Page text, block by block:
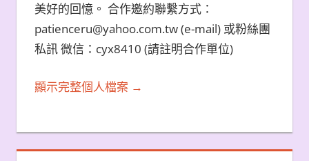
美好的回憶。 合作邀約聯繫方式：
patienceru@yahoo.com.tw (e-mail) 或粉絲團
私訊 微信：cyx8410 (請註明合作單位)
顯示完整個人檔案 →